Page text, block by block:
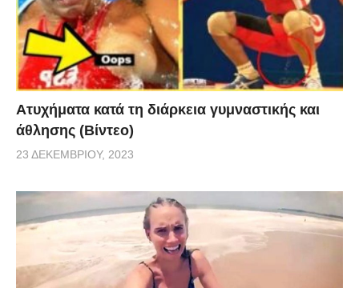
Aτυχήματα κατά τη διάρκεια γυμναστικής και
άθλησης (Βίντεο)
23 ΔΕΚΕΜΒΡΊΟΥ, 2023